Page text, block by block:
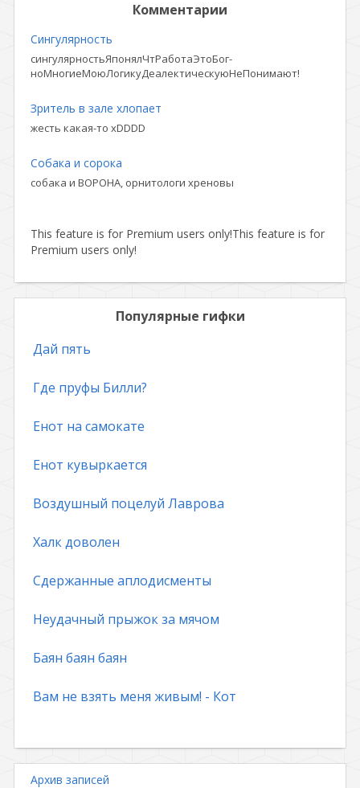
Комментарии
Сингулярность
сингулярностьЯпонялЧтРаботаЭтоБог-
ноМногиеМоюЛогикуДеалектическуюНеПонимают!
Зритель в зале хлопает
жесть какая-то xDDDD
Собака и сорока
собака и ВОРОНА, орнитологи хреновы
This feature is for Premium users only!This feature is for
Premium users only!
Популярные гифки
Дай пять
Где пруфы Билли?
Енот на самокате
Енот кувыркается
Воздушный поцелуй Лаврова
Халк доволен
Сдержанные аплодисменты
Неудачный прыжок за мячом
Баян баян баян
Вам не взять меня живым! - Кот
Архив записей